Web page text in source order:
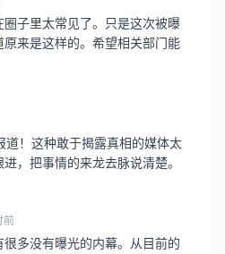
子里太常见了。只是这次被曝
来是这样的。希望相关部门能
道！这种敢于揭露真相的媒体太
，把事情的来龙去脉说清楚。
前
多没有曝光的内幕。从目前的